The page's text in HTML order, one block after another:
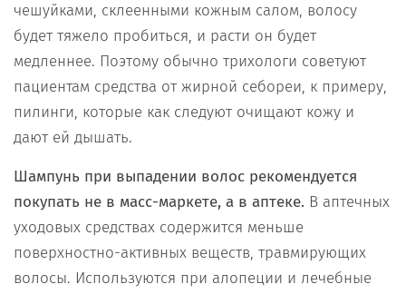
чешуйками, склеенными кожным салом, волосу
будет тяжело пробиться, и расти он будет
медленнее. Поэтому обычно трихологи советуют
пациентам средства от жирной себореи, к примеру,
пилинги, которые как следуют очищают кожу и
дают ей дышать.
Шампунь при выпадении волос рекомендуется
покупать не в масс-маркете, а в аптеке. В аптечных
уходовых средствах содержится меньше
поверхностно-активных веществ, травмирующих
волосы. Используются при алопеции и лечебные